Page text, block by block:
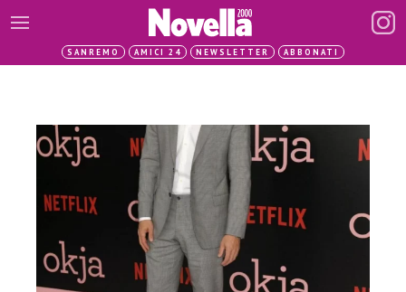
SANREMO AMICI 24 NEWSLETTER ABBONATI